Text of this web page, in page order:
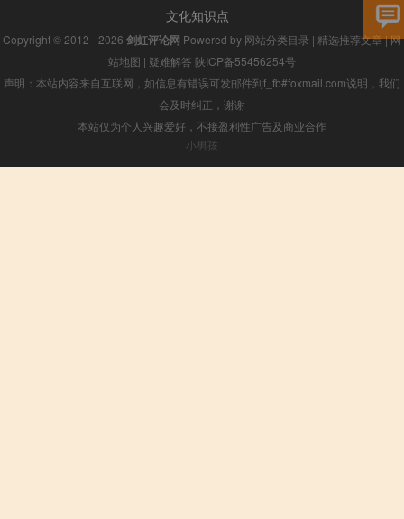
文化知识点
Copyright © 2012 - 2026 剑虹评论网 Powered by 网站分类目录 | 精选推荐文章|网
站地图 | 疑难解答 陕ICP备55456254号
声明：本站内容来自互联网，如信息有错误可发邮件到f_fb#foxmail.com说明，我们
会及时纠正，谢谢
本站仅为个人兴趣爱好，不接盈利性广告及商业合作
小男孩